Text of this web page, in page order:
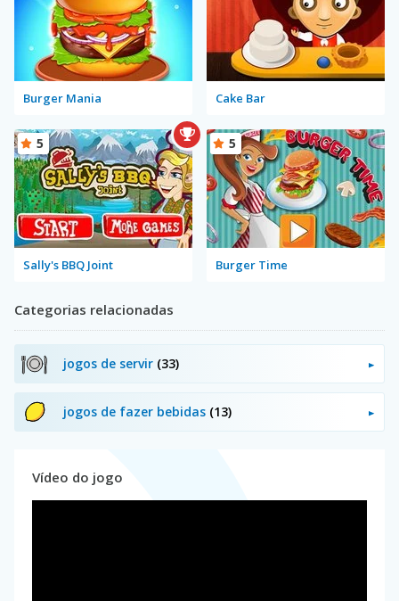
Burger Mania Cake Bar
Sally's BBQ Joint
5
Burger Time
5
Categorias relacionadas
jogos de servir (33)
jogos de fazer bebidas (13)
Vídeo do jogo